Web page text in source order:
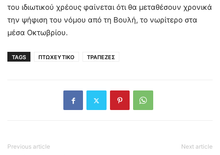
του ιδιωτικού χρέους φαίνεται ότι θα μεταθέσουν χρονικά
την ψήφιση του νόμου από τη Βουλή, το νωρίτερο στα
μέσα Οκτωβρίου.
TAGS ΠΤΩΧΕΥΤΙΚΟ ΤΡΑΠΕΖΕΣ
Previous article Next article